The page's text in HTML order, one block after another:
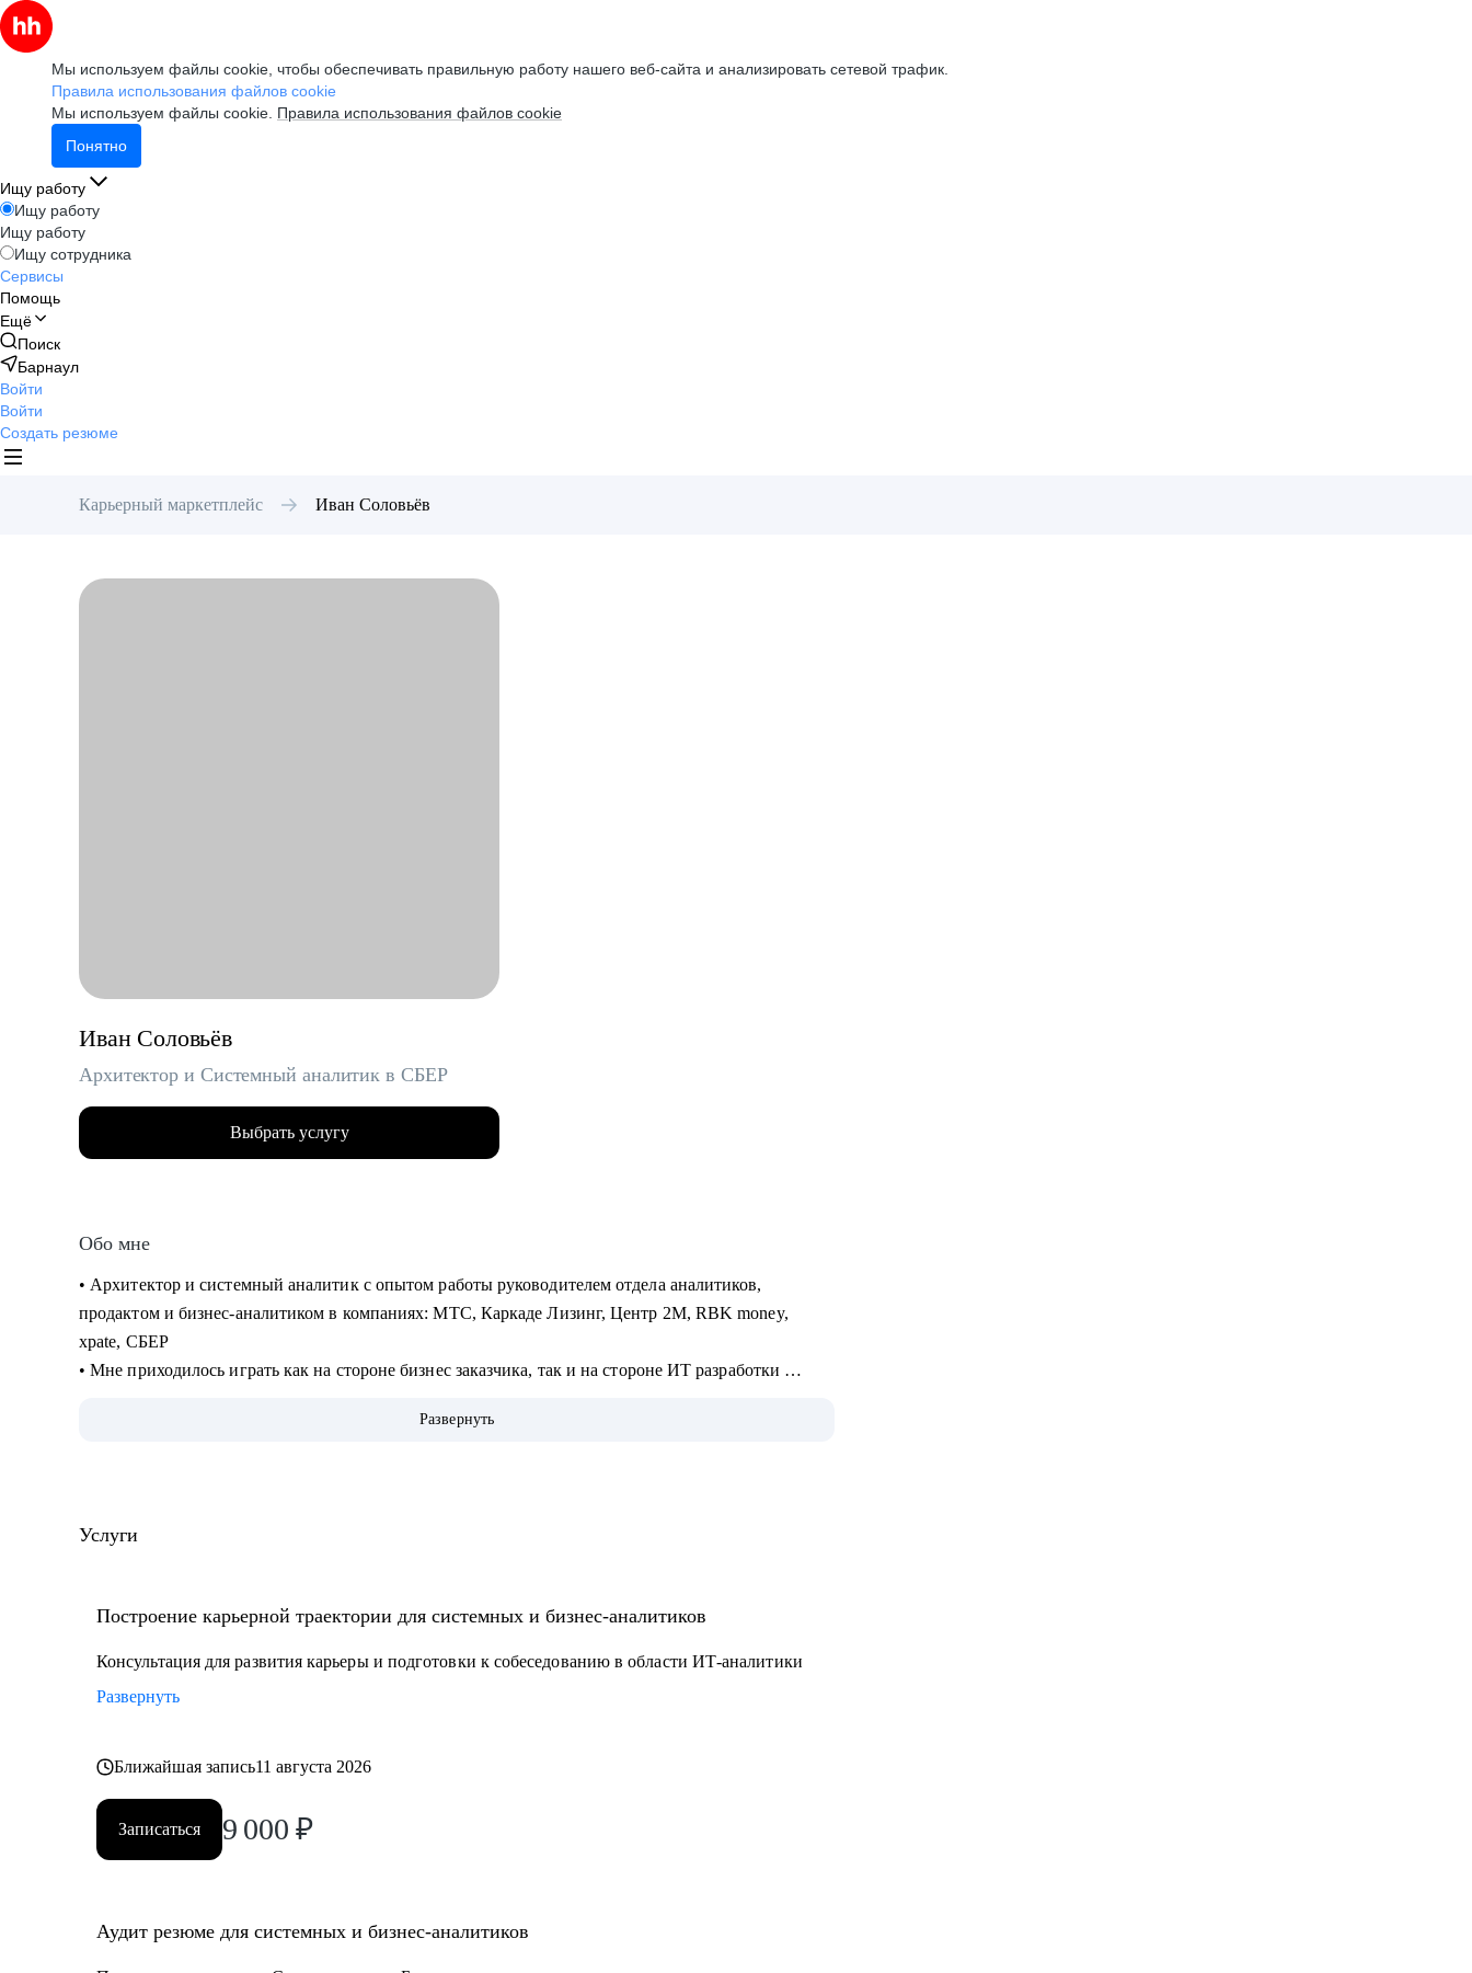
Мы используем файлы cookie, чтобы обеспечивать правильную работу нашего веб-сайта и анализировать сетевой трафик.
Правила использования файлов cookie
Мы используем файлы cookie. Правила использования файлов cookie
Понятно
Ищу работу
Ищу работу
Ищу работу
Ищу сотрудника
Сервисы
Помощь
Ещё
Поиск
Барнаул
Войти
Войти
Создать резюме
Карьерный маркетплейс Иван Соловьёв
Иван Соловьёв
Архитектор и Системный аналитик в СБЕР
Выбрать услугу
Обо мне
• Архитектор и системный аналитик с опытом работы руководителем отдела аналитиков,
продактом и бизнес-аналитиком в компаниях: МТС, Каркаде Лизинг, Центр 2М, RBK money,
xpate, СБЕР
• Мне приходилось играть как на стороне бизнес заказчика, так и на стороне ИТ разработки
безопасность, управление персоналом, обслуживание оборудования, логистика и склад.
С чем помогу:
• Подготовиться к техническому собеседованию
• Расширить ИТ-кругозор и прокачаться по темам:
- интеграция сервисов
- проектирование БД
- декомпозиция системы на микросервисы
- архитектурные паттерны
• Бизнес-аналитикам
• Техническим писателям
Развернуть
Услуги
Построение карьерной траектории для системных и бизнес-аналитиков
Консультация для развития карьеры и подготовки к собеседованию в области ИТ-аналитики
Развернуть
Ближайшая запись11 августа 2026
Записаться 9 000 ₽
Аудит резюме для системных и бизнес-аналитиков